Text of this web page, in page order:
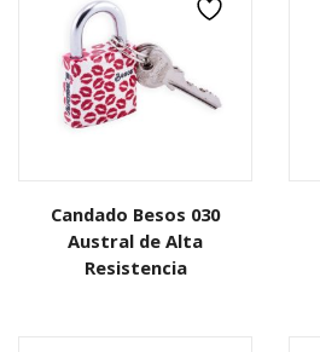
Candado Besos 030
Austral de Alta
Resistencia